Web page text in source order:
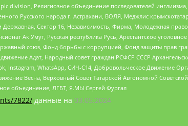
division, Религиозное объединение последователей
Русского народа г. Астрахани, ВОЛЯ, Меджлис
Сектор 16, Независимость, Фирма, Молодежная
Ак Умут, Русская республика Русь, Арестантское
союз, Фонд борьбы с коррупцией, Фонд защиты прав
Адат, Народный совет граждан РСФСР СССР
Instagram, WhatsApp, СИЧ-С14, Добровольческое Движение
Весна, Верховный Совет Татарской Автономной
объединение, ЛГБТ, Я.МЫ Сергей Фургал
7822/ данные на 03.05.2024